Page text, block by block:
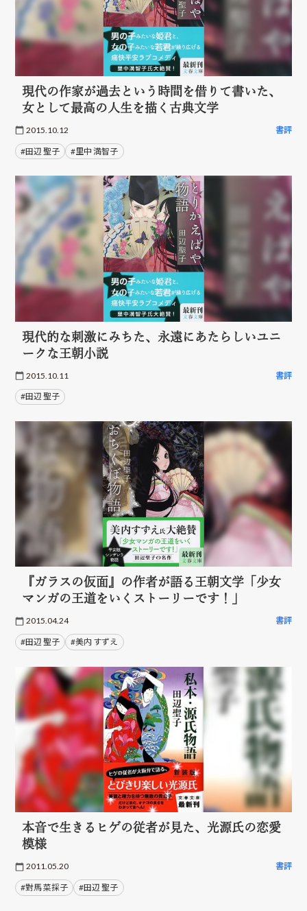
現代の作家が過去という時間を借りて書いた、
女として最高の人生を描く古典文学
2015.10.12 書評
#田辺 聖子 #里中 満智子
現代的な刺激にみちた、永遠にあたらしいユニ
ークな王朝小説
2015.10.11 書評
#田辺 聖子
『ガラスの仮面』の作者が語る王朝文学「少女
マンガの王道をいくストーリーです！」
2015.04.24 書評
#田辺 聖子 #美内 すずえ
本音で生きるヒゲの従者が見た、光源氏の恋愛
模様
2011.05.20 書評
#對馬 菜採子 #田辺 聖子